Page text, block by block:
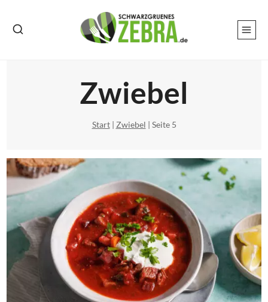
Inhalt
Zwiebel
Start| Zwiebel | Seite 5